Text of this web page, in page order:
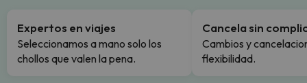
Expertos en viajes
Seleccionamos a mano solo los
chollos que valen la pena.
Cancela sin
Cambios y
flexibilidad.